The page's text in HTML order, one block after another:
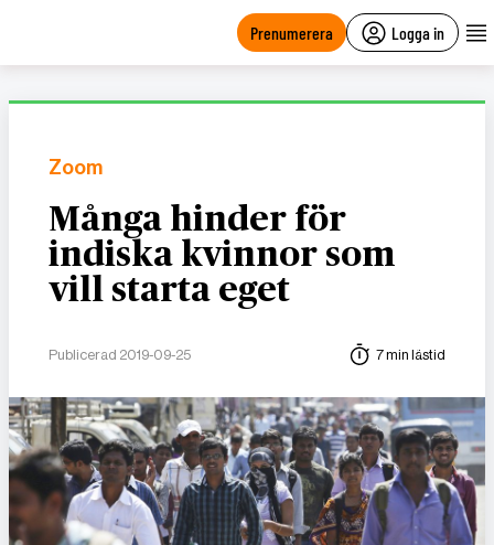
Prenumerera Logga in
Zoom
Många hinder för
indiska kvinnor som
vill starta eget
Publicerad 2019-09-25 7 min lästid